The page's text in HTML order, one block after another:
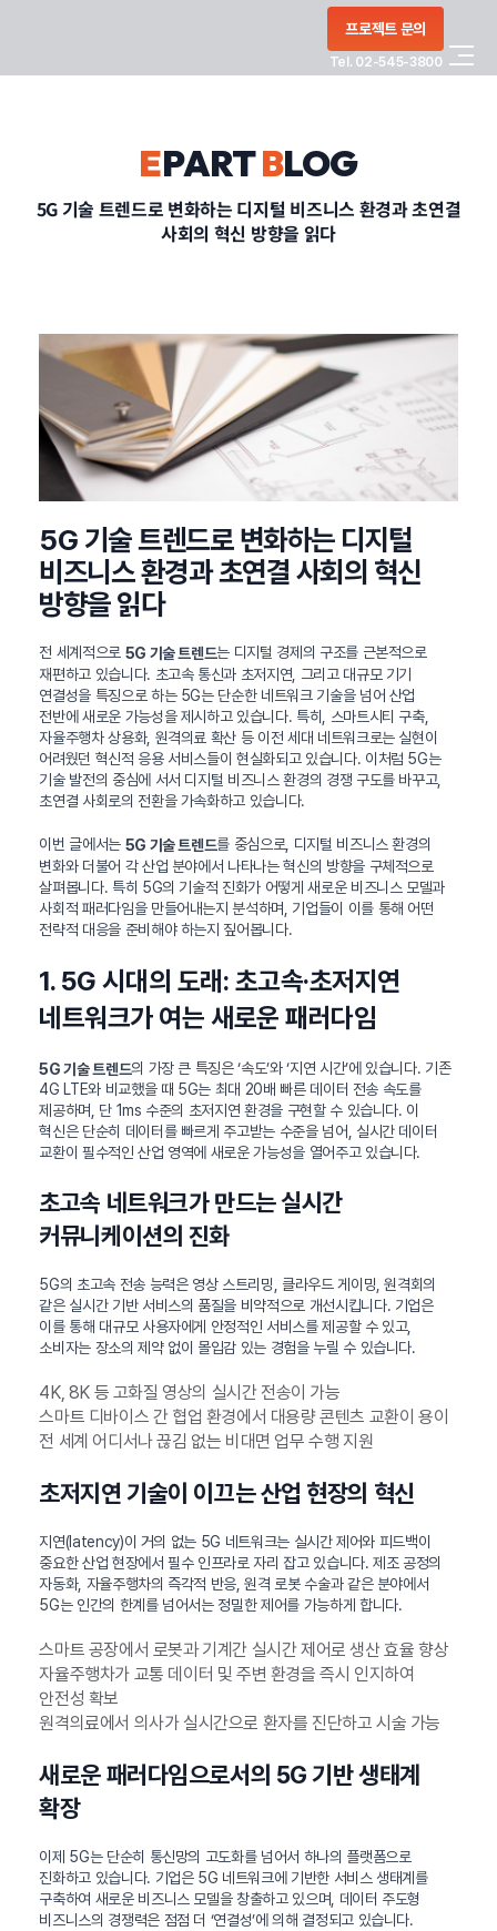
프로젝트 문의
Tel. 02-545-3800
CONTACT
정부지원사업
EPARTBLOG
5G 기술 트렌드로 변화하는 디지털 비즈니스 환경과 초연결
사회의 혁신 방향을 읽다
5G 기술 트렌드로 변화하는 디지털
비즈니스 환경과 초연결 사회의 혁신
방향을 읽다
전 세계적으로 5G 기술 트렌드는 디지털 경제의 구조를 근본적으로
재편하고 있습니다. 초고속 통신과 초저지연, 그리고 대규모 기기
연결성을 특징으로 하는 5G는 단순한 네트워크 기술을 넘어 산업
전반에 새로운 가능성을 제시하고 있습니다. 특히, 스마트시티 구축,
자율주행차 상용화, 원격의료 확산 등 이전 세대 네트워크로는 실현이
어려웠던 혁신적 응용 서비스들이 현실화되고 있습니다. 이처럼 5G는
기술 발전의 중심에 서서 디지털 비즈니스 환경의 경쟁 구도를 바꾸고,
초연결 사회로의 전환을 가속화하고 있습니다.
이번 글에서는 5G 기술 트렌드를 중심으로, 디지털 비즈니스 환경의
변화와 더불어 각 산업 분야에서 나타나는 혁신의 방향을 구체적으로
살펴봅니다. 특히 5G의 기술적 진화가 어떻게 새로운 비즈니스 모델과
사회적 패러다임을 만들어내는지 분석하며, 기업들이 이를 통해 어떤
전략적 대응을 준비해야 하는지 짚어봅니다.
1. 5G 시대의 도래: 초고속·초저지연
네트워크가 여는 새로운 패러다임
5G 기술 트렌드의 가장 큰 특징은 ‘속도’와 ‘지연 시간’에 있습니다. 기존
4G LTE와 비교했을 때 5G는 최대 20배 빠른 데이터 전송 속도를
제공하며, 단 1ms 수준의 초저지연 환경을 구현할 수 있습니다. 이
혁신은 단순히 데이터를 빠르게 주고받는 수준을 넘어, 실시간 데이터
교환이 필수적인 산업 영역에 새로운 가능성을 열어주고 있습니다.
초고속 네트워크가 만드는 실시간
커뮤니케이션의 진화
5G의 초고속 전송 능력은 영상 스트리밍, 클라우드 게이밍, 원격회의
같은 실시간 기반 서비스의 품질을 비약적으로 개선시킵니다. 기업은
이를 통해 대규모 사용자에게 안정적인 서비스를 제공할 수 있고,
소비자는 장소의 제약 없이 몰입감 있는 경험을 누릴 수 있습니다.
4K, 8K 등 고화질 영상의 실시간 전송이 가능
스마트 디바이스 간 협업 환경에서 대용량 콘텐츠 교환이 용이
전 세계 어디서나 끊김 없는 비대면 업무 수행 지원
초저지연 기술이 이끄는 산업 현장의 혁신
지연(latency)이 거의 없는 5G 네트워크는 실시간 제어와 피드백이
중요한 산업 현장에서 필수 인프라로 자리 잡고 있습니다. 제조 공정의
자동화, 자율주행차의 즉각적 반응, 원격 로봇 수술과 같은 분야에서
5G는 인간의 한계를 넘어서는 정밀한 제어를 가능하게 합니다.
스마트 공장에서 로봇과 기계간 실시간 제어로 생산 효율 향상
자율주행차가 교통 데이터 및 주변 환경을 즉시 인지하여
안전성 확보
원격의료에서 의사가 실시간으로 환자를 진단하고 시술 가능
새로운 패러다임으로서의 5G 기반 생태계
확장
이제 5G는 단순히 통신망의 고도화를 넘어서 하나의 플랫폼으로
진화하고 있습니다. 기업은 5G 네트워크에 기반한 서비스 생태계를
구축하여 새로운 비즈니스 모델을 창출하고 있으며, 데이터 주도형
비즈니스의 경쟁력은 점점 더 ‘연결성’에 의해 결정되고 있습니다.